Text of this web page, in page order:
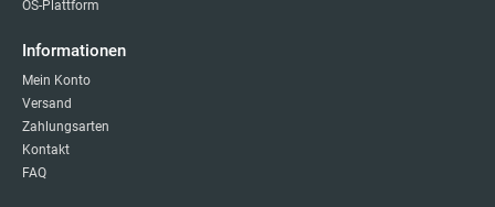
OS-Plattform
Informationen
Mein Konto
Versand
Zahlungsarten
Kontakt
FAQ